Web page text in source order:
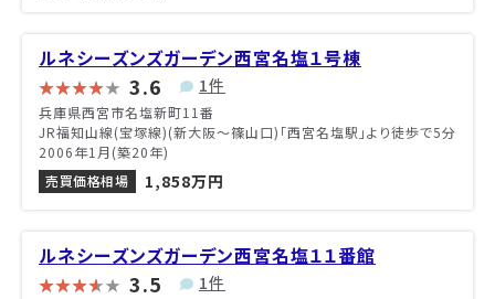
ルネシーズンズガーデン西宮名塩１号棟
3.6 1件
兵庫県西宮市名塩新町11番
JR福知山線(宝塚線)(新大阪～篠山口)「西宮名塩駅」より徒歩で5分
2006年1月(築20年)
売買価格相場
1,858万円
ルネシーズンズガーデン西宮名塩１１番館
3.5 1件